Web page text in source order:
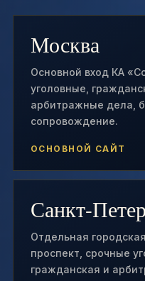
Москва
Основной вход КА
уголовные,
арбитражные дела,
сопровождение.
ОСНОВНОЙ САЙТ
Санкт-
Отдельная
проспект, срочные
гражданская и